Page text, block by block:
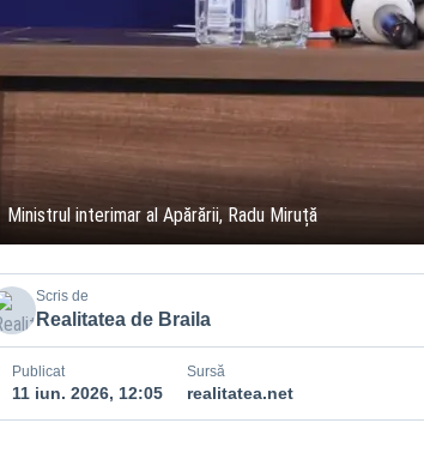
Ministrul interimar al Apărării, Radu Miruță
Scris de
Realitatea de Braila
Publicat
11 iun. 2026, 12:05
Sursă
realitatea.net